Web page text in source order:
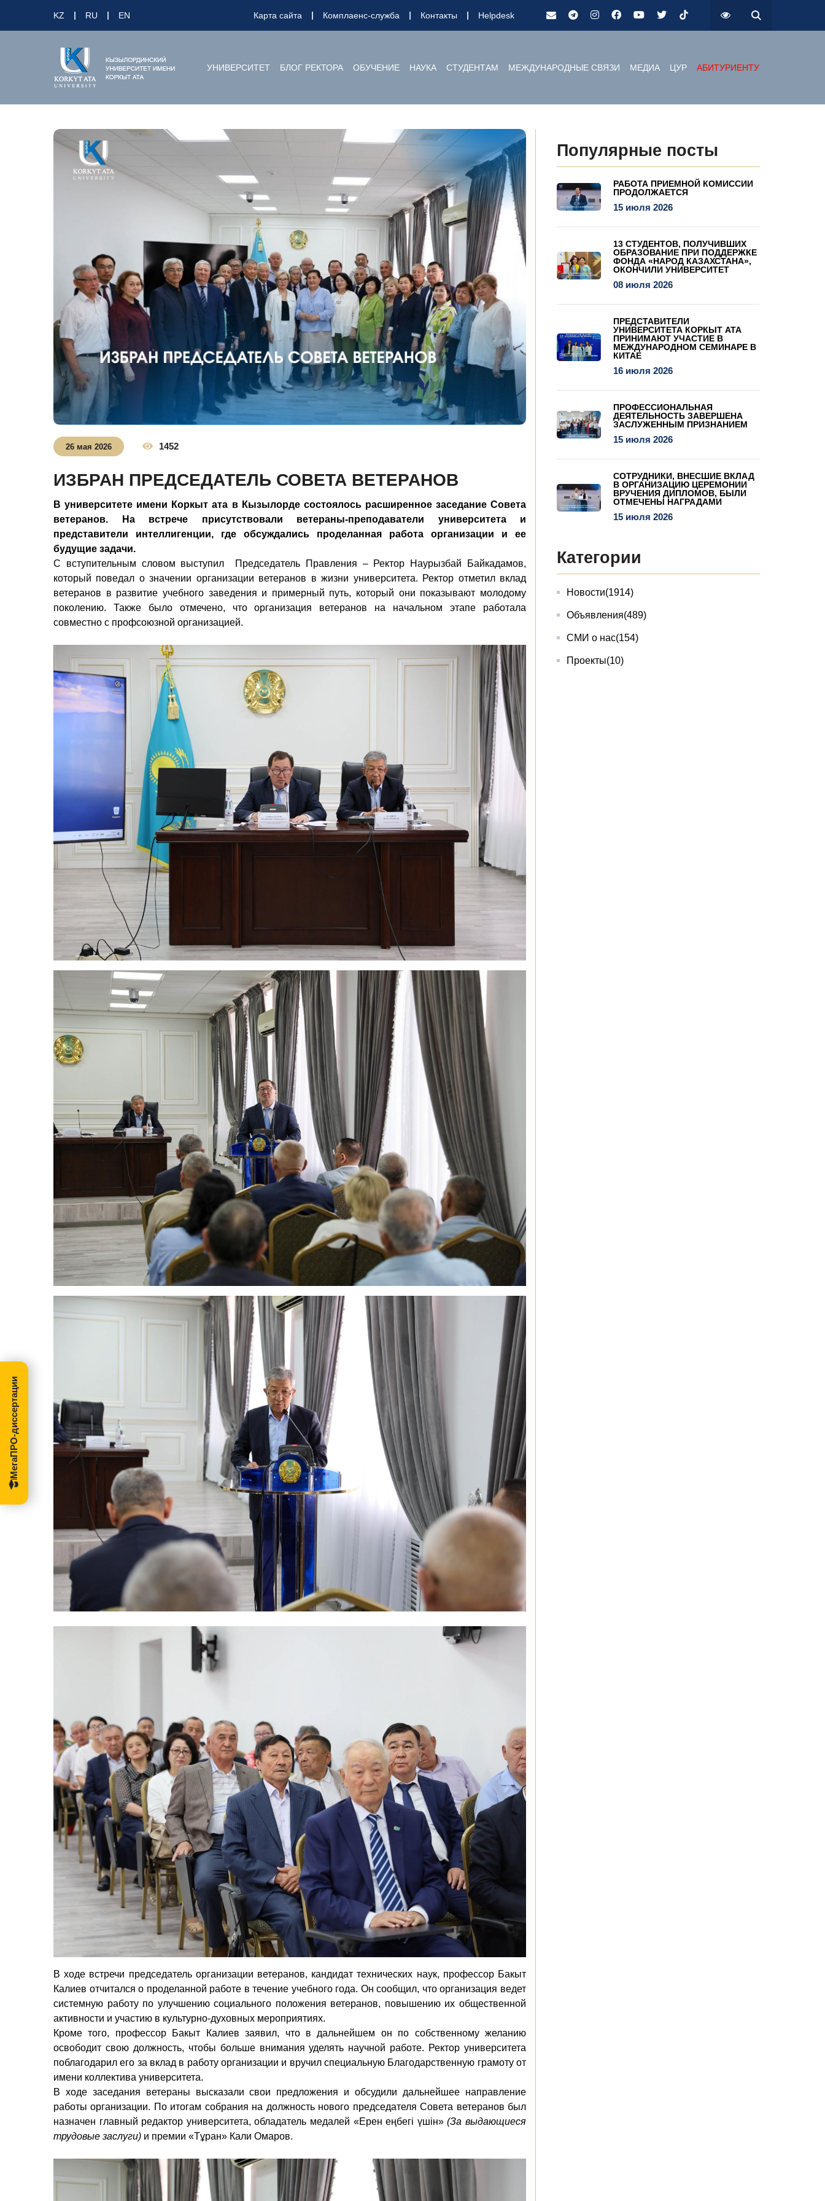
KZ RU EN Карта сайта Комплаенс-служба Контакты Helpdesk
УНИВЕРСИТЕТ БЛОГ РЕКТОРА ОБУЧЕНИЕ НАУКА СТУДЕНТАМ МЕЖДУНАРОДНЫЕ СВЯЗИ МЕДИА ЦУР АБИТУРИЕНТУ
26 мая 2026 1452
ИЗБРАН ПРЕДСЕДАТЕЛЬ СОВЕТА ВЕТЕРАНОВ
В университете имени Коркыт ата в Кызылорде состоялось расширенное заседание Совета
ветеранов. На встрече присутствовали ветераны-преподаватели университета и
представители интеллигенции, где обсуждались проделанная работа организации и ее
будущие задачи.
С вступительным словом выступил
Председатель Правления – Ректор Наурызбай Байкадамов,
который поведал о значении организации ветеранов в жизни университета. Ректор отметил вклад
ветеранов в развитие учебного заведения и примерный путь, который они показывают молодому
поколению. Также было отмечено, что организация ветеранов на начальном этапе работала
совместно с профсоюзной организацией.
В ходе встречи председатель организации ветеранов, кандидат технических наук, профессор Бакыт
Калиев отчитался о проделанной работе в течение учебного года. Он сообщил, что организация ведет
системную работу по улучшению социального положения ветеранов, повышению их общественной
активности и участию в культурно-духовных мероприятиях.
Кроме того, профессор Бакыт Калиев заявил, что в дальнейшем он по собственному желанию
освободит свою должность, чтобы больше внимания уделять научной работе. Ректор университета
поблагодарил его за вклад в работу организации и вручил специальную Благодарственную грамоту от
имени коллектива университета.
В ходе заседания ветераны высказали свои предложения и обсудили дальнейшее направление
работы организации. По итогам собрания на должность нового председателя Совета ветеранов был
назначен главный редактор университета, обладатель медалей «Ерен еңбегі үшін»(За выдающиеся
трудовые заслуги) и премии «Тұран» Кали Омаров.
Популярные посты
РАБОТА ПРИЕМНОЙ КОМИССИИ
ПРОДОЛЖАЕТСЯ
15 июля 2026
13 СТУДЕНТОВ, ПОЛУЧИВШИХ
ОБРАЗОВАНИЕ ПРИ ПОДДЕРЖКЕ
ФОНДА «НАРОД КАЗАХСТАНА»,
ОКОНЧИЛИ УНИВЕРСИТЕТ
08 июля 2026
ПРЕДСТАВИТЕЛИ
УНИВЕРСИТЕТА КОРКЫТ АТА
ПРИНИМАЮТ УЧАСТИЕ В
МЕЖДУНАРОДНОМ СЕМИНАРЕ В
КИТАЕ
16 июля 2026
ПРОФЕССИОНАЛЬНАЯ
ДЕЯТЕЛЬНОСТЬ ЗАВЕРШЕНА
ЗАСЛУЖЕННЫМ ПРИЗНАНИЕМ
15 июля 2026
СОТРУДНИКИ, ВНЕСШИЕ ВКЛАД
В ОРГАНИЗАЦИЮ ЦЕРЕМОНИИ
ВРУЧЕНИЯ ДИПЛОМОВ, БЫЛИ
ОТМЕЧЕНЫ НАГРАДАМИ
15 июля 2026
Категории
Новости(1914)
Объявления(489)
СМИ о нас(154)
Проекты(10)
МегаПРО-диссертации